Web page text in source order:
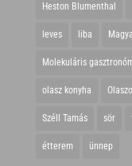
Heston Blumenthal
leves liba
Molekuláris
olasz konyha
Széll Tamás sör
étterem ünnep